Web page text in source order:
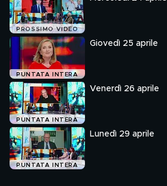
PROSSIMO VIDEO
PUNTATA INTERA
Giovedì 25 aprile
PUNTATA INTERA
Venerdì 26 aprile
PUNTATA INTERA
Lunedì 29 aprile